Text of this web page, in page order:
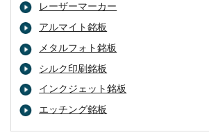
レーザーマーカー
アルマイト銘板
メタルフォト銘板
シルク印刷銘板
インクジェット銘板
エッチング銘板